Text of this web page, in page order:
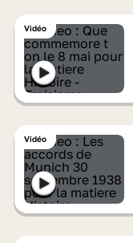
Vidéo
Vidéo